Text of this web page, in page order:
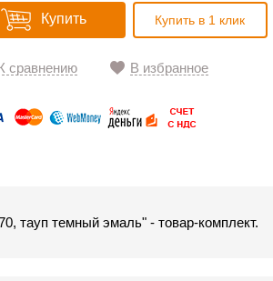
Купить Купить в 1 клик
сравнению В избранное
тауп темный эмаль" - товар-комплект.